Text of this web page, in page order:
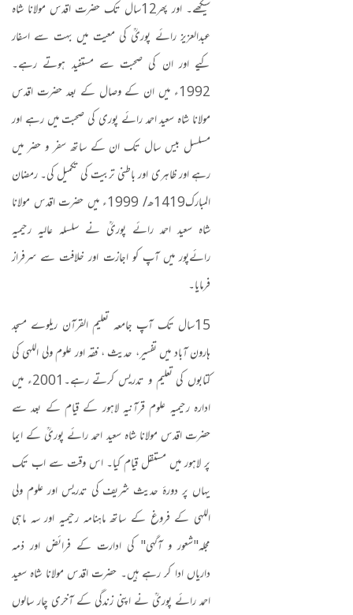
سیکھے۔ اور پھر12سال تک حضرت اقدس مولانا شاہ
عبدالعزیز رائے پوریؒ کی معیت میں بہت سے اسفار
کیے اور ان کی صحبت سے مستفید ہوتے رہے۔
1992ء میں ان کے وصال کے بعد حضرت اقدس
مولانا شاہ سعید احمد رائے پوری کی صحبت میں رہے اور
مسلسل بیس سال تک ان کے ساتھ سفر و حضر میں
رہے اور ظاہری اور باطنی تربیت کی تکمیل کی۔ رمضان
المبارک1419ھ/ 1999
ء میں حضرت اقدس مولانا
شاہ سعید احمد رائے پوریؒ نے سلسلہ عالیہ رحیمیہ
رائےپور میں آپ کو اجازت اور خلافت سے سرفراز
فرمایا۔
15سال تک آپ جامعہ تعلیم القرآن ریلوے مسجد
ہارون آباد میں تفسیر، حدیث ، فقہ اور علوم ولی اللہی کی
کتابوں کی تعلیم و تدریس کرتے رہے۔2001ء میں
ادارہ رحیمیہ علوم قرآنیہ لاہور کے قیام کے بعد سے
حضرت اقدس مولانا شاہ سعید احمد رائے پوریؒ کے ایما
پر لاہور میں مستقل قیام کیا۔ اس وقت سے اب تک
یہاں پر دورۂ حدیث شریف کی تدریس اور علوم ولی
اللہی کے فروغ کے ساتھ ماہنامہ رحیمیہ اور سہ ماہی
مجلہ"شعور و آگہی" کی ادارت کے فرائض اور ذمہ
داریاں ادا کر رہے ہیں۔ حضرت اقدس مولانا شاہ سعید
احمد رائے پوریؒ نے اپنی زندگی کے آخری چار سالوں